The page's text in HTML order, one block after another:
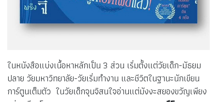
ในหนังสือแบ่งเนื้อหาหลักเป็น 3 ส่วน เริ่มตั้งแต่วัยเด็ก-มัธยม
ปลาย วัยมหาวิทยาลัย-วัยเริ่มทำงาน และชีวิตในฐานะนักเขียน
การ์ตูนเต็มตัว ในวัยเด็กจุนจิสนใจอ่านแต่มังงะสยองขวัญเพียง